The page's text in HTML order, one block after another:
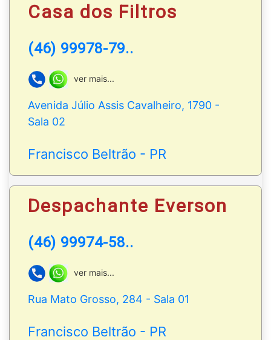
Casa dos Filtros
(46) 99978-79..
ver mais...
Avenida Júlio Assis Cavalheiro, 1790 -
Sala 02
Francisco Beltrão - PR
Despachante Everson
(46) 99974-58..
ver mais...
Rua Mato Grosso, 284 - Sala 01
Francisco Beltrão - PR